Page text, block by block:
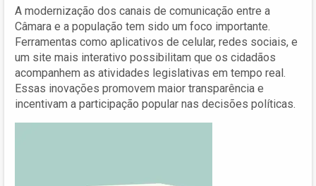
A modernização dos canais de comunicação entre a
Câmara e a população tem sido um foco importante.
Ferramentas como aplicativos de celular, redes sociais, e
um site mais interativo possibilitam que os cidadãos
acompanhem as atividades legislativas em tempo real.
Essas inovações promovem maior transparência e
incentivam a participação popular nas decisões políticas.